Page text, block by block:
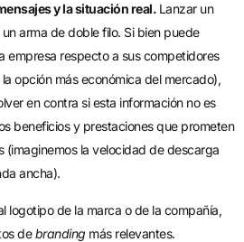
y la situación real. Lanzar un
arma de doble filo. Si bien puede
empresa respecto a sus competidores
opción más económica del mercado),
en contra si esta información no es
beneficios y prestaciones que prometen
(imaginemos la velocidad de descarga
ancha).
logotipo de la marca o de la compañía,
debranding más relevantes.